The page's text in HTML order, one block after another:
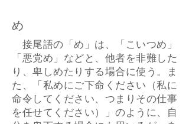
め
接尾語の「め」は、「こいつめ」
「悪党め」などと、他者を非難した
り、卑しめたりする場合に使う。ま
た、「私めにご下命ください（私に
命令してください、つまりその仕事
を任せてください）」のように、自